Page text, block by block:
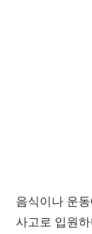
음식이나 운
사고로 입원